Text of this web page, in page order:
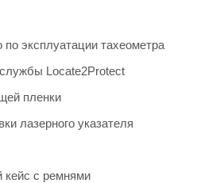
по эксплуатации тахеометра
Locate2Protect
пленки
лазерного указателя
кейс с ремнями